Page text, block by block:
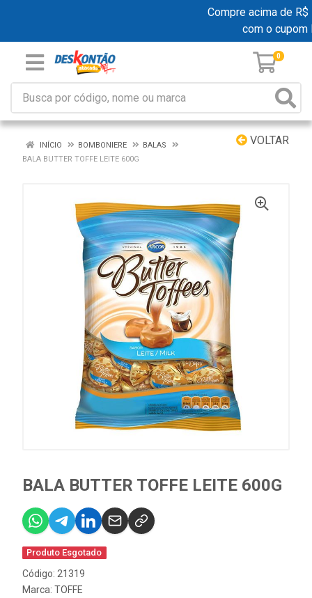
Compre acima de R$
com o cupom
0
VOLTAR
INÍCIO BOMBONIERE
BALAS
BALA BUTTER TOFFE LEITE 600G
BALA BUTTER TOFFE LEITE 600G
Produto Esgotado
Código: 21319
Marca: TOFFE